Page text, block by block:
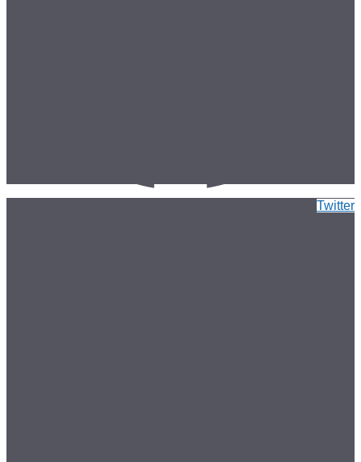
Twitter